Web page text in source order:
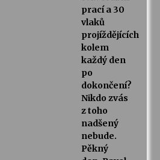
prací a 30
vlaků
projíždějících
kolem
každý den
po
dokončení?
Nikdo zvás
z toho
nadšený
nebude.
Pěkný